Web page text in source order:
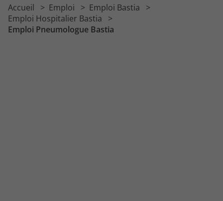
Emploi Psychomotricien
Accueil Emploi
Emploi Bastia
Emploi Hospitalier Bastia
Emploi Pneumologue Bastia